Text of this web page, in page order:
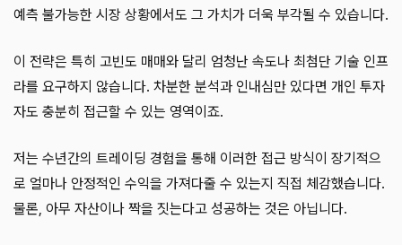
예측 불가능한 시장 상황에서도 그 가치가 더욱 부각될 수 있습니다.
이 전략은 특히 고빈도 매매와 달리 엄청난 속도나 최첨단 기술 인프
라를 요구하지 않습니다. 차분한 분석과 인내심만 있다면 개인 투자
자도 충분히 접근할 수 있는 영역이죠.
저는 수년간의 트레이딩 경험을 통해 이러한 접근 방식이 장기적으
로 얼마나 안정적인 수익을 가져다줄 수 있는지 직접 체감했습니다.
물론, 아무 자산이나 짝을 짓는다고 성공하는 것은 아닙니다.